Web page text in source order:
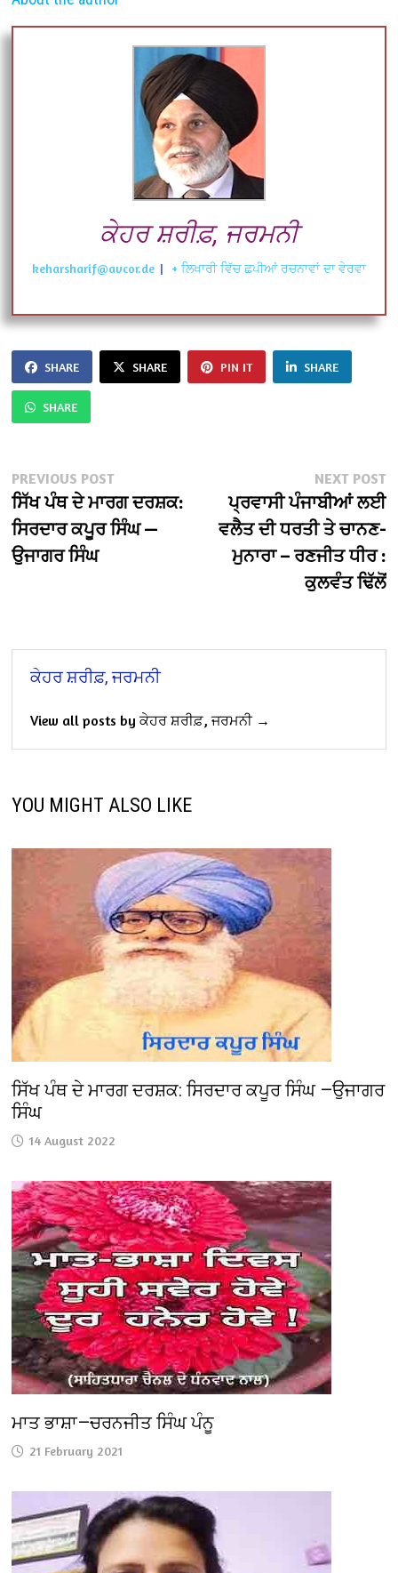
ਕੇਹਰ ਸ਼ਰੀਫ਼, ਜਰਮਨੀ
keharsharif@avcor.de | + ਲਿਖਾਰੀ ਵਿੱਚ ਛਪੀਆਂ ਰਚਨਾਵਾਂ ਦਾ ਵੇਰਵਾ
SHARE SHARE PIN IT SHARE
SHARE
Post
navigation
PREVIOUS POSTPrevious
post:
ਸਿੱਖ ਪੰਥ ਦੇ ਮਾਰਗ ਦਰਸ਼ਕ:
ਸਿਰਦਾਰ ਕਪੂਰ ਸਿੰਘ —
ਉਜਾਗਰ ਸਿੰਘ
NEXT POST
ਪ੍ਰਵਾਸੀ ਪੰਜਾਬੀਆਂ ਲਈ
ਵਲੈਤ ਦੀ ਧਰਤੀ ਤੇ ਚਾਨਣ-
ਮੁਨਾਰਾ – ਰਣਜੀਤ ਧੀਰ :
ਕੁਲਵੰਤ ਢਿੱਲੋਂ
ਕੇਹਰ ਸ਼ਰੀਫ਼, ਜਰਮਨੀ
View all posts by ਕੇਹਰ ਸ਼ਰੀਫ਼, ਜਰਮਨੀ →
YOU MIGHT ALSO LIKE
ਸਿੱਖ ਪੰਥ ਦੇ ਮਾਰਗ ਦਰਸ਼ਕ: ਸਿਰਦਾਰ ਕਪੂਰ ਸਿੰਘ —ਉਜਾਗਰ
ਸਿੰਘ
14 August 2022
ਮਾਤ ਭਾਸ਼ਾ—ਚਰਨਜੀਤ ਸਿੰਘ ਪੰਨੂ
21 February 2021